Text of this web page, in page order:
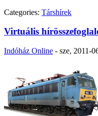
Categories: Társhírek
Virtuális
Indóház Online - sze, 2011-